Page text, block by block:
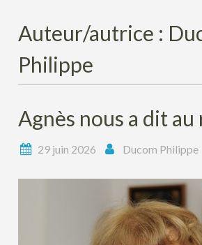
Auteur/autrice :
Philippe
Agnès nous a dit
29 juin 2026 Ducom Philippe